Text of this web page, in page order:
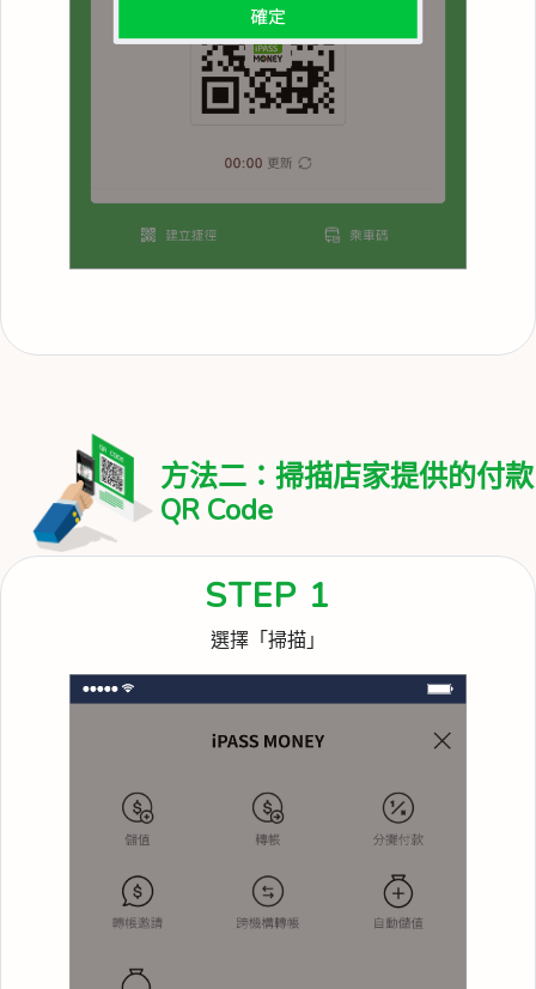
方法二：掃描店家提供的付款
QR Code
STEP 1
選擇「掃描」